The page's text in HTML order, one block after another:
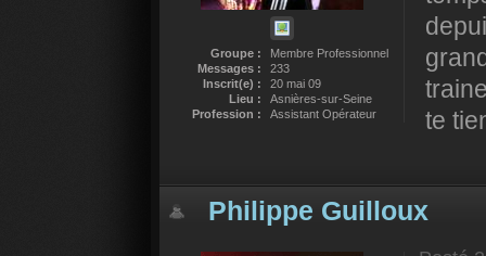
Groupe :
Membre Professionnel
Messages :
233
Inscrit(e) :
20 mai 09
Lieu :
Asnières-sur-Seine
Profession :
Assistant Opérateur
te
Philippe Guilloux